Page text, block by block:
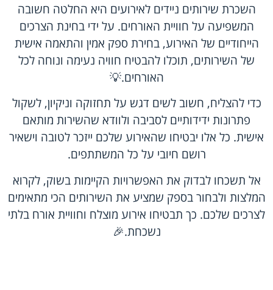
השכרת שירותים ניידים לאירועים היא החלטה חשובה
המשפיעה על חוויית האורחים. על ידי בחינת הצרכים
הייחודיים של האירוע, בחירת ספק אמין והתאמה אישית
של השירותים, תוכלו להבטיח חוויה נעימה ונוחה לכל
האורחים.💡
כדי להצליח, חשוב לשים דגש על תחזוקה וניקיון, לשקול
פתרונות ידידותיים לסביבה ולוודא שהשירות מותאם
אישית. כל אלו יבטיחו שהאירוע שלכם ייזכר לטובה וישאיר
רושם חיובי על כל המשתתפים.
אל תשכחו לבדוק את האפשרויות הקיימות בשוק, לקרוא
המלצות ולבחור בספק שמציע את השירותים הכי מתאימים
לצרכים שלכם. כך תבטיחו אירוע מוצלח וחוויית אורח בלתי
נשכחת.🎉